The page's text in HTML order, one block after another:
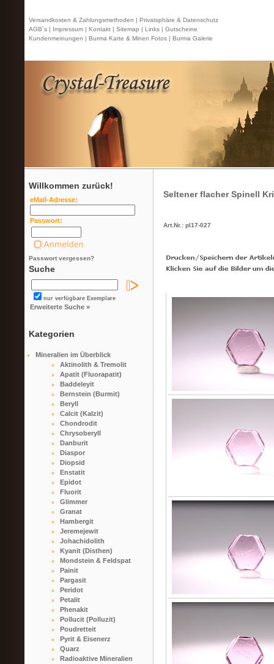
Versandkosten & Zahlungsmethoden | Privatsphäre & Datenschutz
AGB`s | Impressum | Kontakt | Sitemap | Links | Gutscheine
Kundenmeinungen | Burma Karte & Minen Fotos | Burma Galerie
Willkommen zurück!
eMail-Adresse:
Passwort:
Passwort vergessen?
Suche
nur verfügbare Exemplare
Erweiterte Suche »
Kategorien
Mineralien im Überblick
Aktinolith & Tremolit
Apatit (Fluorapatit)
Baddeleyit
Bernstein (Burmit)
Beryll
Calcit (Kalzit)
Chondrodit
Chrysoberyll
Danburit
Diaspor
Diopsid
Enstatit
Epidot
Fluorit
Glimmer
Granat
Hambergit
Jeremejewit
Johachidolith
Kyanit (Disthen)
Mondstein & Feldspat
Painit
Pargasit
Peridot
Petalit
Phenakit
Pollucit (Polluzit)
Poudretteit
Pyrit & Eisenerz
Quarz
Radioaktive Mineralien
Seltener flacher Spinell
Art.Nr.: pl17-027